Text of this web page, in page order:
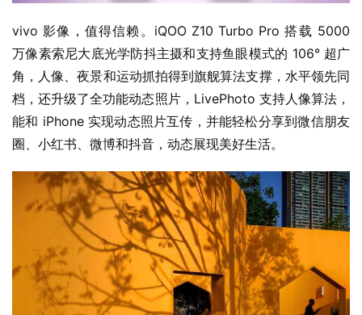
vivo 影像，值得信赖。iQOO Z10 Turbo Pro 搭载 5000
万像素索尼大底光学防抖主摄和支持鱼眼模式的 106° 超广
角，人像、夜景和运动抓拍得到旗舰算法支撑，水平领先同
档，还升级了全功能动态照片，LivePhoto 支持人像算法，
能和 iPhone 实现动态照片互传，并能轻松分享到微信朋友
圈、小红书、微博和抖音，动态展现美好生活。